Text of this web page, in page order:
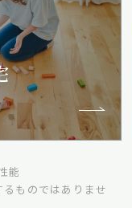
能
ものではありませ